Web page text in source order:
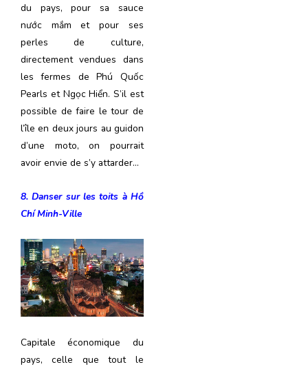
du pays, pour sa sauce
nước mắm et pour ses
perles de culture,
directement vendues dans
les fermes de Phú Quốc
Pearls et Ngọc Hiển. S’il est
possible de faire le tour de
l’île en deux jours au guidon
d’une moto, on pourrait
avoir envie de s’y attarder…
8. Danser sur les toits à Hồ
Chí Minh-Ville
Capitale économique du
pays, celle que tout le